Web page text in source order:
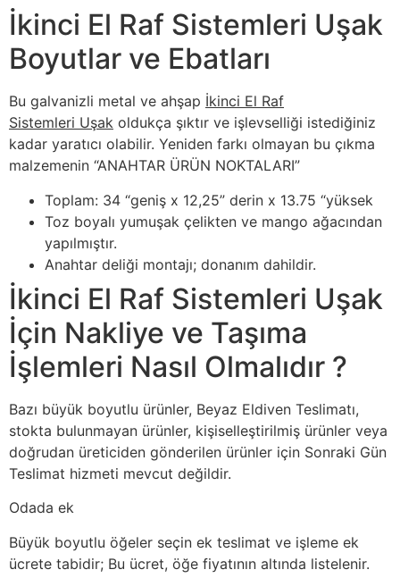
İkinci El Raf Sistemleri Uşak
Boyutlar ve Ebatları
Bu galvanizli metal ve ahşap İkinci El Raf
Sistemleri Uşak oldukça şıktır ve işlevselliği istediğiniz
kadar yaratıcı olabilir. Yeniden farkı olmayan bu çıkma
malzemenin “ANAHTAR ÜRÜN NOKTALARI”
Toplam: 34 “geniş x 12,25” derin x 13.75 “yüksek
Toz boyalı yumuşak çelikten ve mango ağacından
yapılmıştır.
Anahtar deliği montajı; donanım dahildir.
İkinci El Raf Sistemleri Uşak
İçin Nakliye ve Taşıma
İşlemleri Nasıl Olmalıdır ?
Bazı büyük boyutlu ürünler, Beyaz Eldiven Teslimatı,
stokta bulunmayan ürünler, kişiselleştirilmiş ürünler veya
doğrudan üreticiden gönderilen ürünler için Sonraki Gün
Teslimat hizmeti mevcut değildir.
Odada ek
Büyük boyutlu öğeler seçin ek teslimat ve işleme ek
ücrete tabidir; Bu ücret, öğe fiyatının altında listelenir.